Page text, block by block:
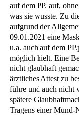
auf dem PP. auf,
was sie wusste. Zu
aufgrund der
09.01.2021 eine
u.a. auch auf dem
möglich hielt. Eine
nicht glaubhaft
ärztliches Attest zu
führe und auch nicht
spätere
Tragens einer Mund-